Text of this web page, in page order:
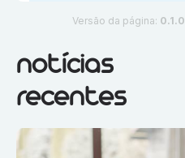
Versão da página: 0.1.0
notícias
recentes